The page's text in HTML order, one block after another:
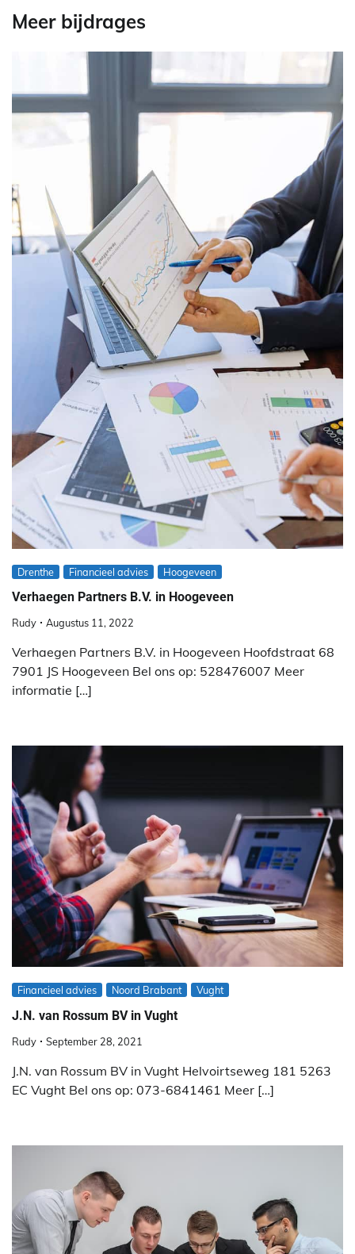
Meer bijdrages
Drenthe Financieel advies Hoogeveen
Verhaegen Partners B.V. in Hoogeveen
Rudy Augustus 11, 2022
Verhaegen Partners B.V. in Hoogeveen Hoofdstraat 68
7901 JS Hoogeveen Bel ons op: 528476007 Meer
informatie […]
Financieel advies Noord Brabant Vught
J.N. van Rossum BV in Vught
Rudy September 28, 2021
J.N. van Rossum BV in Vught Helvoirtseweg 181 5263
EC Vught Bel ons op: 073-6841461 Meer […]